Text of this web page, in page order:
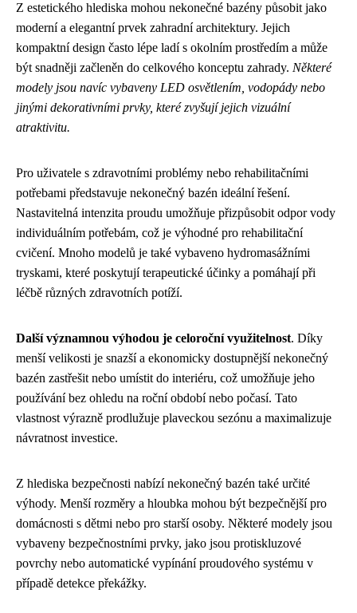
Z estetického hlediska mohou nekonečné bazény působit jako
moderní a elegantní prvek zahradní architektury. Jejich
kompaktní design často lépe ladí s okolním prostředím a může
být snadněji začleněn do celkového konceptu zahrady. Některé
modely jsou navíc vybaveny LED osvětlením, vodopády nebo
jinými dekorativními prvky, které zvyšují jejich vizuální
atraktivitu.
Pro uživatele s zdravotními problémy nebo rehabilitačními
potřebami představuje nekonečný bazén ideální řešení.
Nastavitelná intenzita proudu umožňuje přizpůsobit odpor vody
individuálním potřebám, což je výhodné pro rehabilitační
cvičení. Mnoho modelů je také vybaveno hydromasážními
tryskami, které poskytují terapeutické účinky a pomáhají při
léčbě různých zdravotních potíží.
Další významnou výhodou je celoroční využitelnost. Díky
menší velikosti je snazší a ekonomicky dostupnější nekonečný
bazén zastřešit nebo umístit do interiéru, což umožňuje jeho
používání bez ohledu na roční období nebo počasí. Tato
vlastnost výrazně prodlužuje plaveckou sezónu a maximalizuje
návratnost investice.
Z hlediska bezpečnosti nabízí nekonečný bazén také určité
výhody. Menší rozměry a hloubka mohou být bezpečnější pro
domácnosti s dětmi nebo pro starší osoby. Některé modely jsou
vybaveny bezpečnostními prvky, jako jsou protiskluzové
povrchy nebo automatické vypínání proudového systému v
případě detekce překážky.